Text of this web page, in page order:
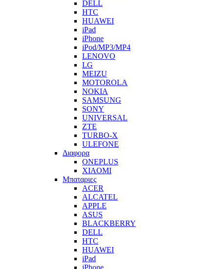
DELL
HTC
HUAWEI
iPad
iPhone
iPod/MP3/MP4
LENOVO
LG
MEIZU
MOTOROLA
NOKIA
SAMSUNG
SONY
UNIVERSAL
ZTE
TURBO-X
ULEFONE
Διαφορα
ONEPLUS
XIAOMI
Μπαταριες
ACER
ALCATEL
APPLE
ASUS
BLACKBERRY
DELL
HTC
HUAWEI
iPad
iPhone